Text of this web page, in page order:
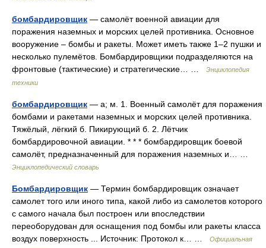
бомбардировщик — самолёт военной авиации для
поражения наземных и морских целей противника. Основное
вооружение – бомбы и ракеты. Может иметь также 1–2 пушки и
несколько пулемётов. Бомбардировщики подразделяются на
фронтовые (тактические) и стратегические… …
Энциклопедия
техники
бомбардировщик — а; м. 1. Военный самолёт для поражения
бомбами и ракетами наземных и морских целей противника.
Тяжёлый, лёгкий б. Пикирующий б. 2. Лётчик
бомбардировочной авиации. * * * бомбардировщик боевой
самолёт, предназначенный для поражения наземных и… …
Энциклопедический словарь
Бомбардировщик — Термин бомбардировщик означает
самолет того или иного типа, какой либо из самолетов которого
с самого начала был построен или впоследствии
переоборудован для оснащения под бомбы или ракеты класса
воздух поверхность ... Источник: Протокол к… …
Официальная